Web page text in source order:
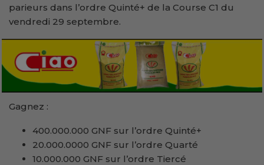
parieurs dans l’ordre Quinté+ de la Course C1 du
vendredi 29 septembre.
Gagnez :
400.000.000 GNF sur l’ordre Quinté+
20.000.0000 GNF sur l’ordre Quarté
10.000.000 GNF sur l’ordre Tiercé